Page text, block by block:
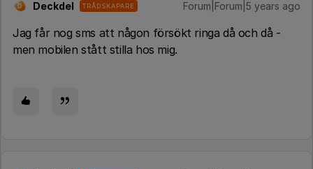
D Deckdel TRÅDSKAPARE Forum|Forum|5 years ago
Jag får nog sms att någon försökt ringa då och då -
men mobilen stått stilla hos mig.